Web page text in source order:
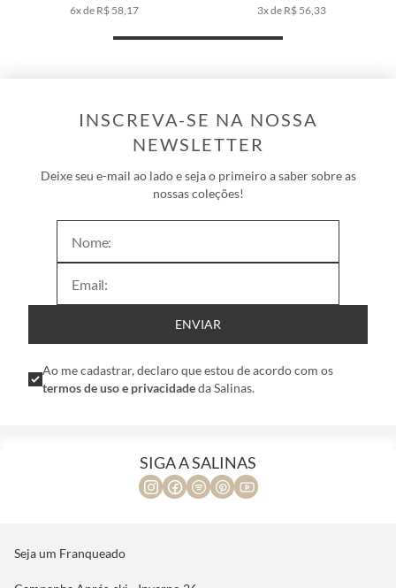
6x de R$ 58,17
3x de R$ 56,33
INSCREVA-SE NA NOSSA
NEWSLETTER
Deixe seu e-mail ao lado e seja o primeiro a saber sobre as
nossas coleções!
ENVIAR
Ao me cadastrar, declaro que estou de acordo com os
termos de uso e privacidadeda Salinas.
SIGA A SALINAS
Seja um Franqueado